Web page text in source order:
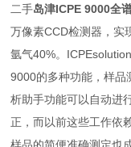
二手岛津ICPE 9000全
万像素CCD检测器，实
氩气40%。
9000的多种功能，样品
析助手功能可以自动进
正，而以前这些工作依